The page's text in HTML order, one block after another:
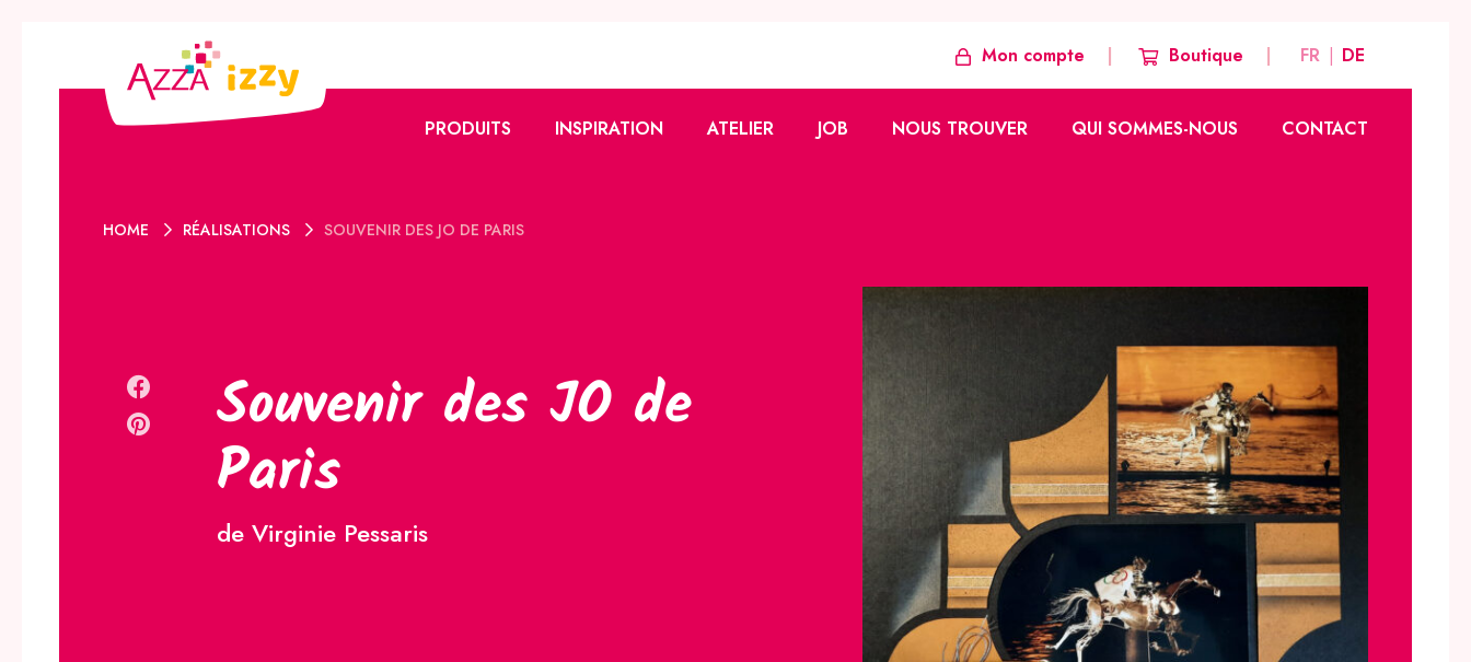
Mon compte Boutique FR DE
PRODUITS
L’offre Izzy
INSPIRATION ATELIER JOB NOUS TROUVER QUI SOMMES-NOUS CONTACT
HOME RÉALISATIONS SOUVENIR DES JO DE PARIS
Souvenir des JO de
Paris
de Virginie Pessaris